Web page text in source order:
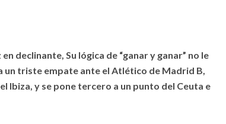
declinante, Su lógica de “ganar y ganar” no le
un triste empate ante el Atlético de Madrid B,
Ibiza, y se pone tercero a un punto del Ceuta e